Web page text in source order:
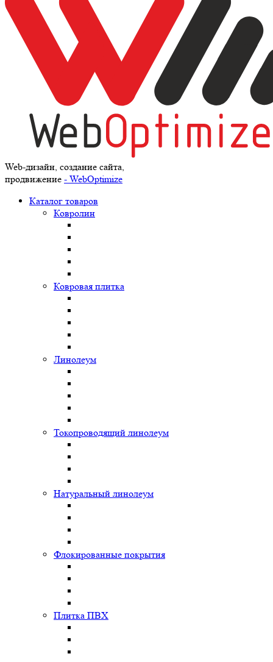
Web-дизайн, создание сайта,
продвижение - WebOptimize
Каталог товаров
Ковролин
Ковровая плитка
Линолеум
Токопроводящий линолеум
Натуральный линолеум
Флокированные покрытия
Плитка ПВХ